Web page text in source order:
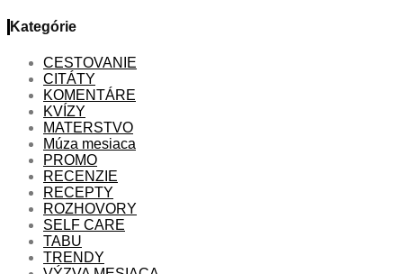
Kategórie
CESTOVANIE
CITÁTY
KOMENTÁRE
KVÍZY
MATERSTVO
Múza mesiaca
PROMO
RECENZIE
RECEPTY
ROZHOVORY
SELF CARE
TABU
TRENDY